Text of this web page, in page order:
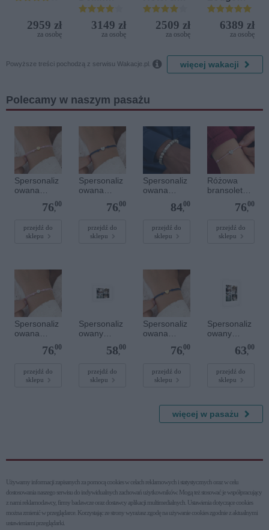
2959 zł
za osobę
Bijela (ex.
Iberostar
Bijela
3149 zł
za osobę
Spa
2509 zł
za osobę
Beach &
Golf
Resort by
6389 zł
za osobę
Powyższe treści pochodzą z serwisu Wakacje.pl.  więcej wakacji
Polecamy w naszym pasażu
Spersonaliz
owana
bransoletka
sznurkowa -
Złote kółko
76,
00
przejdź do
sklepu
Spersonaliz
owana
bransoletka
sznurkowa -
Srebrne
serce
76,
00
przejdź do
sklepu
Spersonaliz
owana
bransoletka
szlachetnym
i - Szary - M
84,
00
przejdź do
sklepu
Różowa
bransoletka
dla dzieci -
owana -
Srebrne
76,
00
przejdź do
sklepu
Spersonaliz
owana
bransoletka
sznurkowa -
Srebrne
kółko
76,
00
przejdź do
sklepu
Spersonaliz
owany
plakat - 30 x
58,
00
przejdź do
sklepu
Spersonaliz
owana
bransoletka
sznurkowa -
Złote serce
76,
00
przejdź do
sklepu
Spersonaliz
owany
plakat - 30 x
63,
00
przejdź do
sklepu
więcej w pasażu
Używamy informacji zapisanych za pomocą cookies w celach reklamowych i statystycznych oraz w celu
dostosowania naszego serwisu do indywidualnych zachowań użytkowni­ków. Mogą też stosować je współpracujący
z nami reklamodawcy, firmy badawcze oraz dostawcy aplikacji multimedialnych. Ustawienia dotyczące cookies
można zmienić w przeglądarce. Korzystając ze strony wyrażasz zgodę na używanie cookies zgodnie z aktualnymi
ustawieniami przeglądarki.